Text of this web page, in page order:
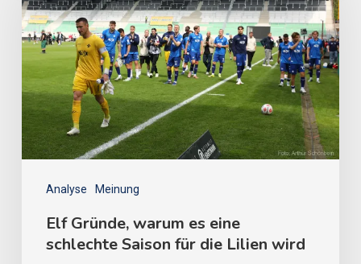
Analyse Meinung
Elf Gründe, warum es eine
schlechte Saison für die Lilien wird